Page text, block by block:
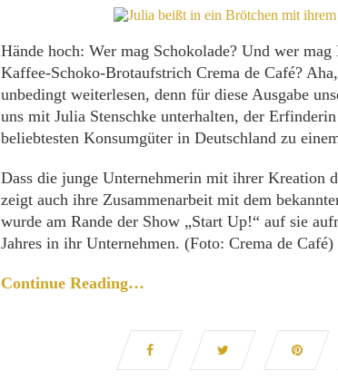
Hände hoch: Wer mag Schokolade? Und wer
Kaffee-Schoko-Brotaufstrich Crema de Café?
unbedingt weiterlesen, denn für diese Ausgabe
uns mit Julia Stenschke unterhalten, der
beliebtesten Konsumgüter in Deutschland zu
Dass die junge Unternehmerin mit ihrer Kreation
zeigt auch ihre Zusammenarbeit mit dem
wurde am Rande der Show „Start Up!“ auf sie
Jahres in ihr Unternehmen. (Foto: Crema de Café)
Continue Reading…